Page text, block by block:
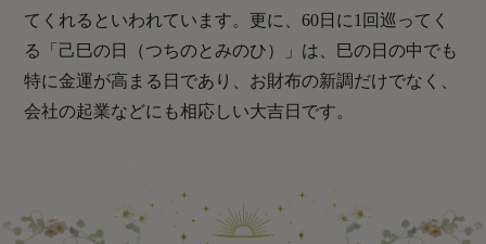
てくれるといわれています。更に、60日に1回巡ってく
る「己巳の日（つちのとみのひ）」は、巳の日の中でも
特に金運が高まる日であり、お財布の新調だけでなく、
会社の起業などにも相応しい大吉日です。